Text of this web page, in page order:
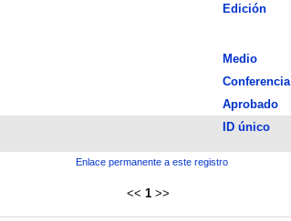
Edición
Medio
Conferencia
Aprobado
ID único
Enlace permanente a este registro
<< 1 >>